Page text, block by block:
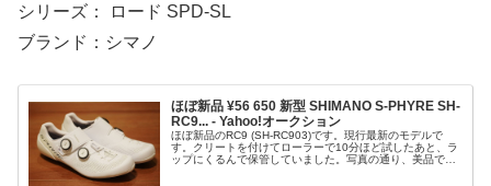
シリーズ： ロード SPD-SL
ブランド：シマノ
ほぼ新品 ¥56 650 新型 SHIMANO S-PHYRE SH-
RC9... - Yahoo!オークション
ほぼ新品のRC9 (SH-RC903)です。現行最新のモデルで
す。クリートを付けてローラーで10分ほど試したあと、ラ
ップにくるんで保管していました。写真の通り、美品で